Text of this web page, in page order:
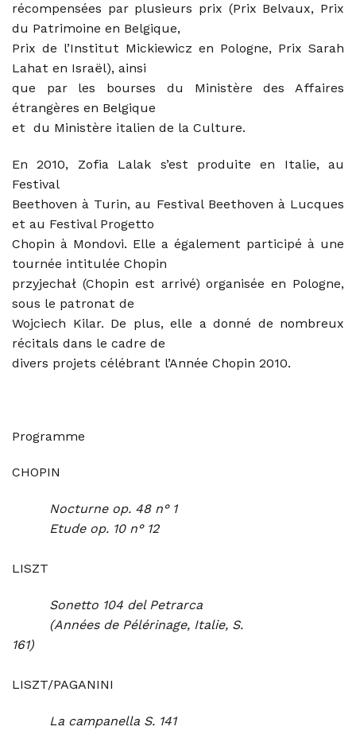
récompensées par plusieurs prix (Prix Belvaux, Prix
du Patrimoine en Belgique,
Prix de l’Institut Mickiewicz en Pologne, Prix Sarah
Lahat en Israël), ainsi
que par les bourses du Ministère des Affaires
étrangères en Belgique
et du Ministère italien de la Culture.
En 2010, Zofia Lalak s’est produite en Italie, au
Festival
Beethoven à Turin, au Festival Beethoven à Lucques
et au Festival Progetto
Chopin à Mondovi. Elle a également participé à une
tournée intitulée Chopin
przyjechał (Chopin est arrivé) organisée en Pologne,
sous le patronat de
Wojciech Kilar. De plus, elle a donné de nombreux
récitals dans le cadre de
divers projets célébrant l’Année Chopin 2010.
Programme
CHOPIN
Nocturne op. 48 n° 1
Etude op. 10 n° 12
LISZT
Sonetto 104 del Petrarca
(Années de Pélérinage, Italie, S.
161)
LISZT/PAGANINI
La campanella S. 141